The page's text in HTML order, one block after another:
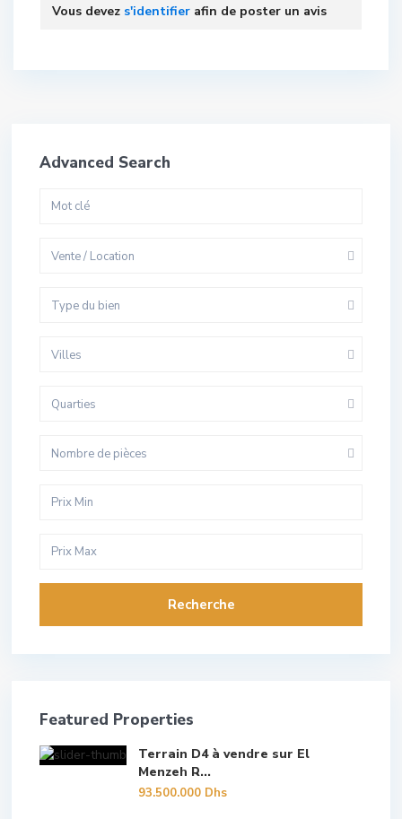
Vous devez s'identifier afin de poster un avis
Advanced Search
Vente / Location
Type du bien
Villes
Quarties
Nombre de pièces
Recherche
Featured Properties
Terrain D4 à vendre sur El
Menzeh R...
93.500.000 Dhs